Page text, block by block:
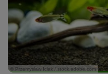
© Przemyslaw Iciak / stock.adobe.com